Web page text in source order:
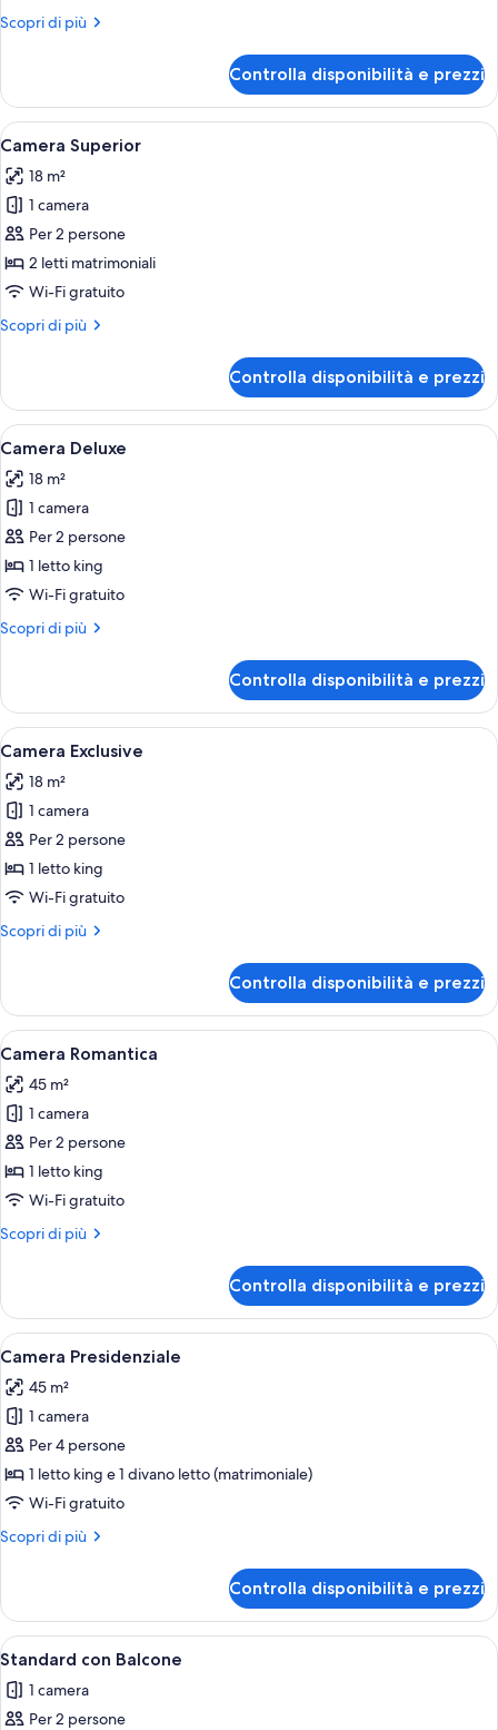
matrimoniale
letti
singoli
Scopri di più
Altri
con
letto
matrimoniale
2
letti
singoli
Controlla disponibilità e prezzi
Apri
tutte
le
foto
per
Camera
Superior
Una camera d'albergo con un letto,
10
Camera Superior
18 m²
1 camera
Per 2 persone
2 letti matrimoniali
Wi-Fi gratuito
Scopri di più
Altri
Superior
Controlla disponibilità e prezzi
Apri
tutte
le
foto
per
Camera
Deluxe
Una camera d'albergo con un letto,
7
Camera Deluxe
18 m²
1 camera
Per 2 persone
1 letto king
Wi-Fi gratuito
Scopri di più
Altri
Deluxe
Controlla disponibilità e prezzi
Apri
tutte
le
foto
per
Camera
Exclusive
Una camera da letto con un letto,
7
Camera Exclusive
18 m²
1 camera
Per 2 persone
1 letto king
Wi-Fi gratuito
Scopri di più
Altri
Exclusive
Controlla disponibilità e prezzi
Apri
tutte
le
foto
per
Camera
Romantica
Un bagno moderno con una vasca
5
Camera Romantica
45 m²
1 camera
Per 2 persone
1 letto king
Wi-Fi gratuito
Scopri di più
Altri
Romantica
Controlla disponibilità e prezzi
Apri
tutte
le
foto
per
Camera
Presidenziale
Una camera d'albergo con un letto
10
Camera Presidenziale
45 m²
1 camera
Per 4 persone
1 letto king e 1 divano letto (matrimoniale)
Wi-Fi gratuito
Scopri di più
Altri
Presidenziale
Controlla disponibilità e prezzi
Apri
tutte
le
foto
Standard con Balcone | Minibar,
4
Standard con Balcone
1 camera
Per 2 persone